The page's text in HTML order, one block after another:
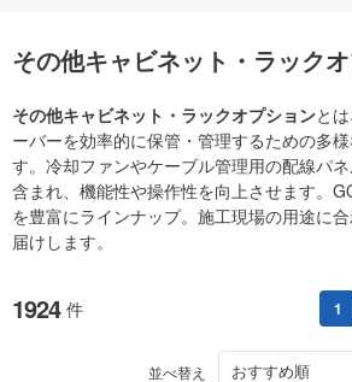
その他キャビネット・ラック
その他キャビネット・ラックオプションと
ーバーを効率的に保管・管理するための多
す。冷却ファンやケーブル管理用の配線パ
含まれ、機能性や操作性を向上させます。
を豊富にラインナップ。施工現場の用途に
届けします。
1924 件 1
並べ替え おすすめ順